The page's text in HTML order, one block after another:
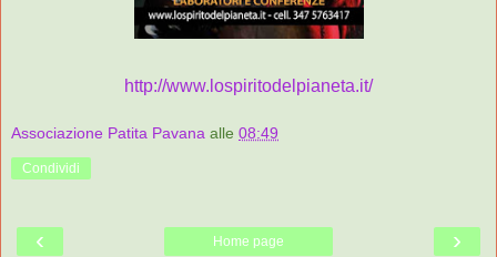
http://www.lospiritodelpianeta.it/
Associazione Patita Pavana alle 08:49
Condividi
‹ ›
Home page